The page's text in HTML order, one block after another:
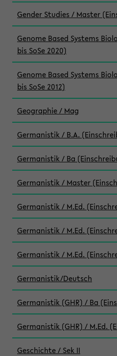
Gender Studies / Master
Genome Based Systems
bis SoSe 2020)
Genome Based Systems
bis SoSe 2012)
Geographie / Mag
Germanistik / B.A.
Germanistik / Ba
Germanistik / Master
Germanistik / M.Ed.
Germanistik / M.Ed.
Germanistik / M.Ed.
Germanistik/Deutsch
Germanistik (GHR) / Ba
Germanistik (GHR) / M.Ed.
Geschichte / Sek II